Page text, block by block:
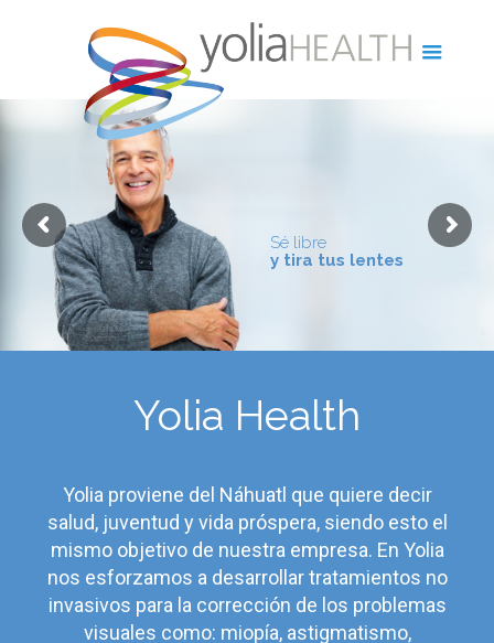
Sé libre
y tira tus lentes
Yolia Health
Yolia proviene del Náhuatl que quiere decir
salud, juventud y vida próspera, siendo esto el
mismo objetivo de nuestra empresa. En Yolia
nos esforzamos a desarrollar tratamientos no
invasivos para la corrección de los problemas
visuales como: miopía, astigmatismo,